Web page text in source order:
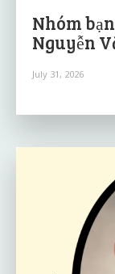
Nhóm
Nguyễn
July 31, 2026